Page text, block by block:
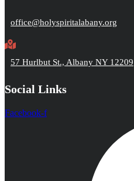
office@holyspiritalabany.org
57 Hurlbut St., Albany NY 12209
Social Links
Facebook-f